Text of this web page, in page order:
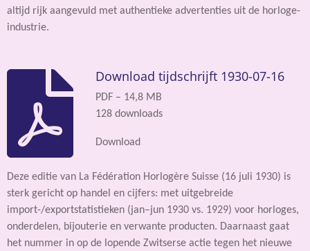
altijd rijk aangevuld met authentieke advertenties uit de horloge-
industrie.
Download tijdschrijft 1930-07-16
PDF – 14,8 MB
128 downloads
Download
Deze editie van La Fédération Horlogère Suisse (16 juli 1930) is
sterk gericht op handel en cijfers: met uitgebreide
import-/exportstatistieken (jan–jun 1930 vs. 1929) voor horloges,
onderdelen, bijouterie en verwante producten. Daarnaast gaat
het nummer in op de lopende Zwitserse actie tegen het nieuwe